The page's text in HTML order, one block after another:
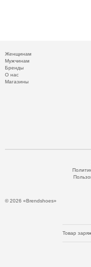
Женщинам
Мужчинам
Бренды
О нас
Магазины
© 2026 «Brendshoes»
Товар